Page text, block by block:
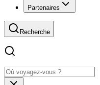
Partenaires
Recherche